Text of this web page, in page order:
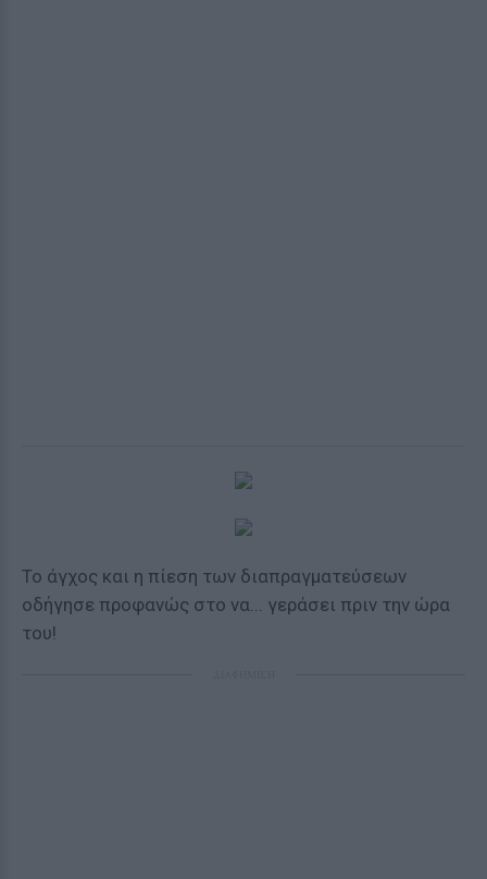
Το άγχος και η πίεση των διαπραγματεύσεων
οδήγησε προφανώς στο να... γεράσει πριν την ώρα
του!